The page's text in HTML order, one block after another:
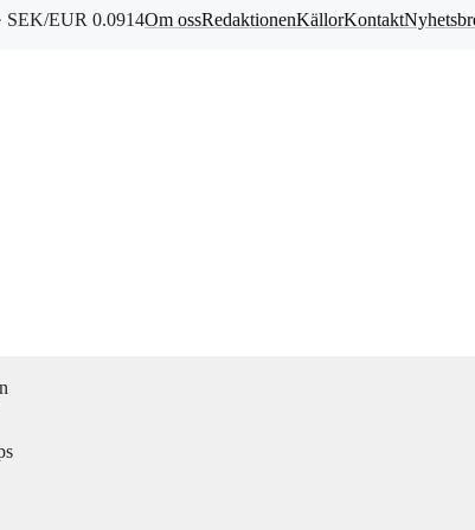
SEK/EUR 0.0914Om ossRedaktionenKällorKontakt